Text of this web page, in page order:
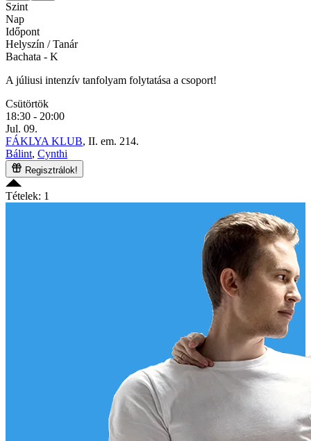
Szint
Nap
Időpont
Helyszín / Tanár
Bachata - K
A júliusi intenzív tanfolyam folytatása a csoport!
Csütörtök
18:30 - 20:00
Jul. 09.
FÁKLYA KLUB, II. em. 214.
Bálint, Cynthi
Regisztrálok!
Tételek: 1